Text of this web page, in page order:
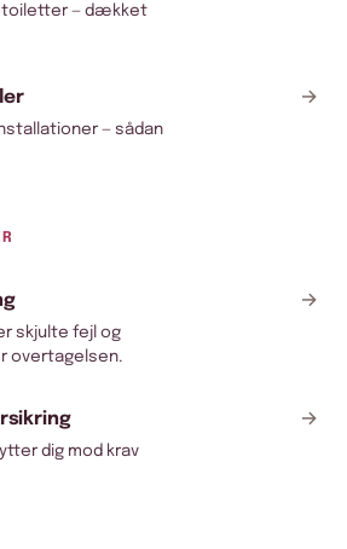
toiletter — dækket
→
— sådan
→
skjulte fejl og
overtagelsen.
→
dig mod krav